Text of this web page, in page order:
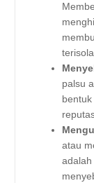
palsu
atau